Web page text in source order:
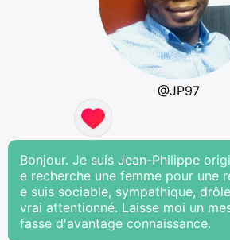
@JP97
Bonjour. Je suis Jean-Philippe
e recherche une femme pour une
e suis sociable, sympathique,
vrai attentionné. Laisse moi un
fasse d'avantage connaissance.